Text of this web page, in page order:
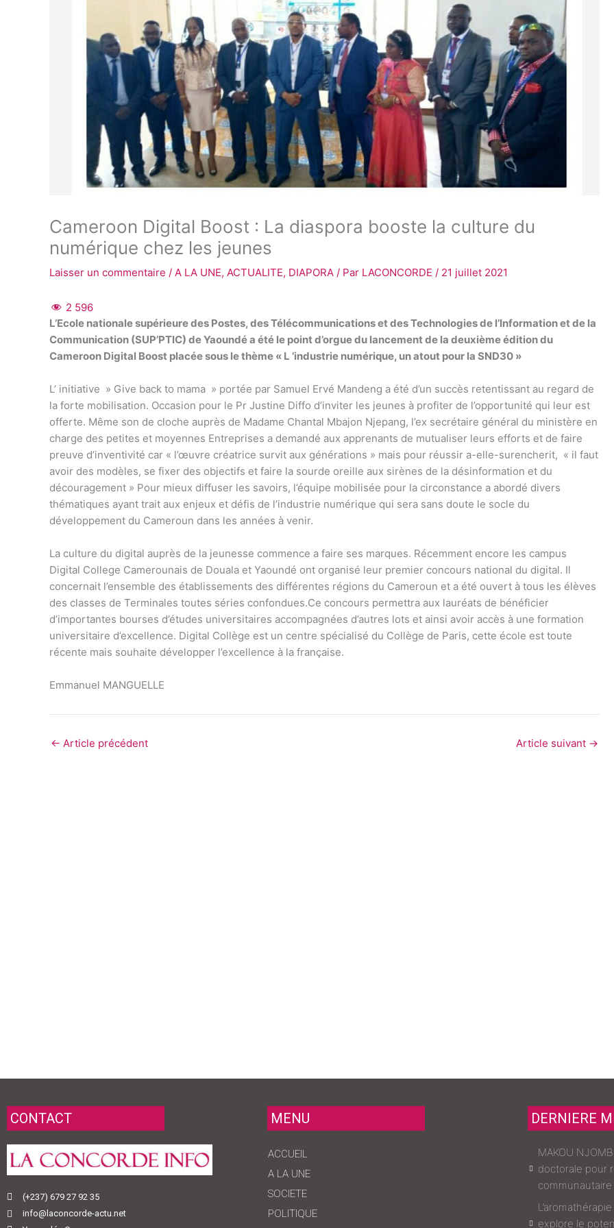
Cameroon Digital Boost : La diaspora booste la culture du
numérique chez les jeunes
Laisser un commentaire / A LA UNE, ACTUALITE, DIAPORA / Par LACONCORDE / 21 juillet 2021
2 596
L’Ecole nationale supérieure des Postes, des Télécommunications et des Technologies de l’Information et de la
Communication (SUP’PTIC) de Yaoundé a été le point d’orgue du lancement de la deuxième édition du
Cameroon Digital Boost placée sous le thème « L ’industrie numérique, un atout pour la SND30 »
L’ initiative » Give back to mama » portée par Samuel Ervé Mandeng a été d’un succès retentissant au regard de
la forte mobilisation. Occasion pour le Pr Justine Diffo d’inviter les jeunes à profiter de l’opportunité qui leur est
offerte. Même son de cloche auprès de Madame Chantal Mbajon Njepang, l’ex secrétaire général du ministère en
charge des petites et moyennes Entreprises a demandé aux apprenants de mutualiser leurs efforts et de faire
preuve d’inventivité car « l’œuvre créatrice survit aux générations » mais pour réussir a-elle-surencherit, « il faut
avoir des modèles, se fixer des objectifs et faire la sourde oreille aux sirènes de la désinformation et du
découragement » Pour mieux diffuser les savoirs, l’équipe mobilisée pour la circonstance a abordé divers
thématiques ayant trait aux enjeux et défis de l’industrie numérique qui sera sans doute le socle du
développement du Cameroun dans les années à venir.
La culture du digital auprès de la jeunesse commence a faire ses marques. Récemment encore les campus
Digital College Camerounais de Douala et Yaoundé ont organisé leur premier concours national du digital. Il
concernait l’ensemble des établissements des différentes régions du Cameroun et a été ouvert à tous les élèves
des classes de Terminales toutes séries confondues.Ce concours permettra aux lauréats de bénéficier
d’importantes bourses d’études universitaires accompagnées d’autres lots et ainsi avoir accès à une formation
universitaire d’excellence. Digital Collège est un centre spécialisé du Collège de Paris, cette école est toute
récente mais souhaite développer l’excellence à la française.
Emmanuel MANGUELLE
← Article précédent Article suivant →
A LA UNE ACTUALITE AFRIQUE & MONDE
Au Cameroun, JVE veut placer les
communautés au cœur de la
gouvernance climatique
28 JUILLET 2026
Réunissant journalistes et
organisations de la société civile à
A LA UNE
MAKOU
recherche
la prévention
cancer du sein
6 AOÛT 2026
À travers une
d’éducation
prévention et
CONTACT
(+237) 679 27 92 35
info@laconcorde-actu.net
MENU
ACCUEIL
A LA UNE
SOCIETE
POLITIQUE
DERNIERE
MAKOU
doctorale pour
explore le